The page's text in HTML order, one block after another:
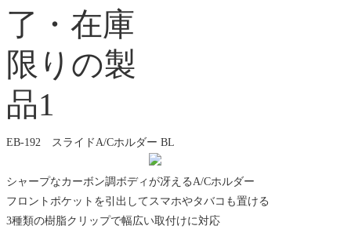
EB-192 スライドA/Cホルダー BL
シャープなカーボン調ボディが冴えるA/Cホルダー
フロントポケットを引出してスマホやタバコも置ける
3種類の樹脂クリップで幅広い取付けに対応